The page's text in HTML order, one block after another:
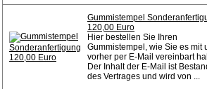
Gummistempel
120,00 Euro
Hier bestellen Sie Ihren
Gummistempel, wie Sie es mit
vorher per E-Mail vereinbart
Der Inhalt der E-Mail ist
des Vertrages und wird von ...